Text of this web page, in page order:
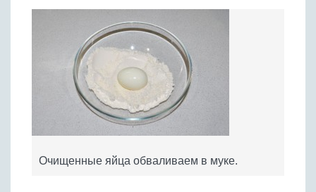
Очищенные яйца обваливаем в муке.